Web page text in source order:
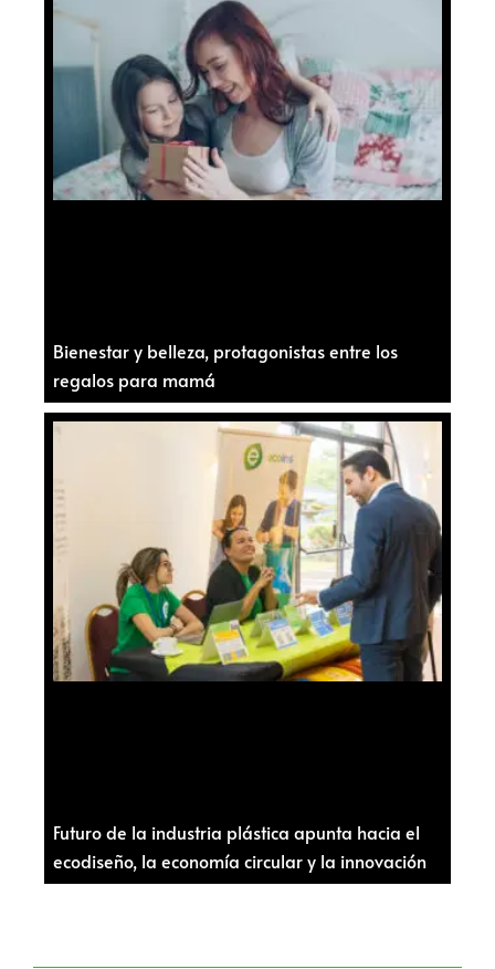
Bienestar y belleza, protagonistas entre los
regalos para mamá
Futuro de la industria plástica apunta hacia el
ecodiseño, la economía circular y la innovación